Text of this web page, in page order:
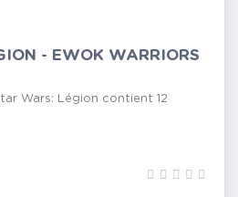
- EWOK WARRIORS
Wars: Légion contient 12